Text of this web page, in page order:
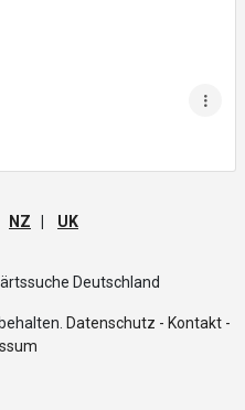
NZ UK
Deutschland
Datenschutz - Kontakt -